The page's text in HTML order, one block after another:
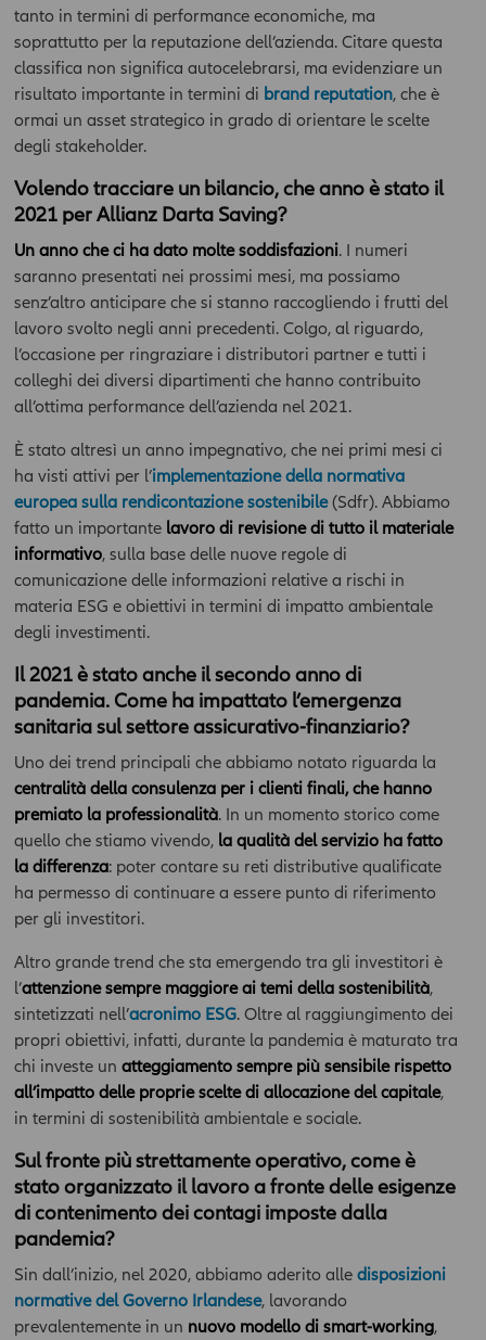
tanto in termini di performance economiche, ma
soprattutto per la reputazione dell’azienda. Citare questa
classifica non significa autocelebrarsi, ma evidenziare un
risultato importante in termini di brand reputation, che è
ormai un asset strategico in grado di orientare le scelte
degli stakeholder.
Volendo tracciare un bilancio, che anno è stato il
2021 per Allianz Darta Saving?
Un anno che ci ha dato molte soddisfazioni. I numeri
saranno presentati nei prossimi mesi, ma possiamo
senz’altro anticipare che si stanno raccogliendo i frutti del
lavoro svolto negli anni precedenti. Colgo, al riguardo,
l’occasione per ringraziare i distributori partner e tutti i
colleghi dei diversi dipartimenti che hanno contribuito
all’ottima performance dell’azienda nel 2021.
È stato altresì un anno impegnativo, che nei primi mesi ci
ha visti attivi per l’implementazione della normativa
europea sulla rendicontazione sostenibile(Sdfr). Abbiamo
fatto un importante lavoro di revisione di tutto il materiale
informativo, sulla base delle nuove regole di
comunicazione delle informazioni relative a rischi in
materia ESG e obiettivi in termini di impatto ambientale
degli investimenti.
Il 2021 è stato anche il secondo anno di
pandemia. Come ha impattato l’emergenza
sanitaria sul settore assicurativo-finanziario?
Uno dei trend principali che abbiamo notato riguarda la
centralità della consulenza per i clienti finali, che hanno
premiato la professionalità. In un momento storico come
quello che stiamo vivendo, la qualità del servizio ha fatto
la differenza: poter contare su reti distributive qualificate
ha permesso di continuare a essere punto di riferimento
per gli investitori.
Altro grande trend che sta emergendo tra gli investitori è
l’attenzione sempre maggiore ai temi della sostenibilità,
sintetizzati nell’acronimo ESG. Oltre al raggiungimento dei
propri obiettivi, infatti, durante la pandemia è maturato tra
chi investe un atteggiamento sempre più sensibile rispetto
all’impatto delle proprie scelte di allocazione del capitale,
in termini di sostenibilità ambientale e sociale.
Sul fronte più strettamente operativo, come è
stato organizzato il lavoro a fronte delle esigenze
di contenimento dei contagi imposte dalla
pandemia?
Sin dall’inizio, nel 2020, abbiamo aderito alle disposizioni
normative del Governo Irlandese, lavorando
prevalentemente in un nuovo modello di smart-working,